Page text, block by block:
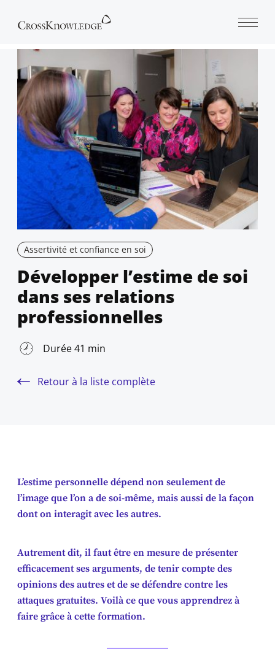
Assertivité et confiance en soi
Développer l’estime de soi
dans ses relations
professionnelles
Durée 41 min
Retour à la liste complète
L’estime personnelle dépend non seulement de
l’image que l’on a de soi-même, mais aussi de la façon
dont on interagit avec les autres.
Autrement dit, il faut être en mesure de présenter
efficacement ses arguments, de tenir compte des
opinions des autres et de se défendre contre les
attaques gratuites. Voilà ce que vous apprendrez à
faire grâce à cette formation.